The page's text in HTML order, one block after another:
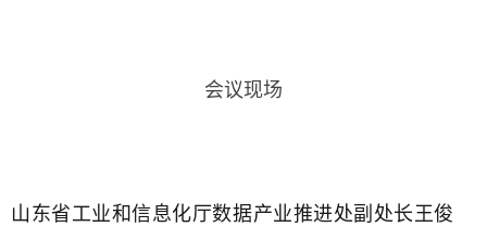
会议现场
山东省工业和信息化厅数据产业推进处副处长王俊